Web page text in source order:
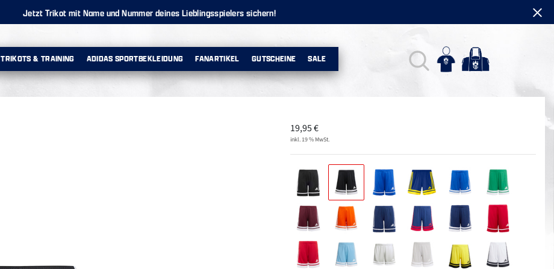
Jetzt Trikot mit Name und Nummer deines Lieblingsspielers sichern!
TRIKOTS & TRAINING ADIDAS SPORTBEKLEIDUNG FANARTIKEL GUTSCHEINE SALE
19,95€
inkl. 19 % MwSt.